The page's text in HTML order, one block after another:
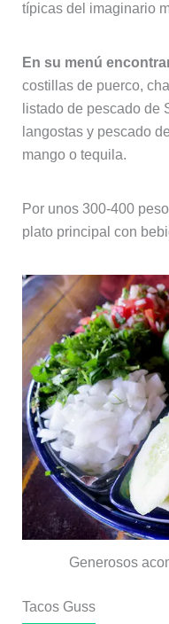
típicas del imaginario
En su menú
costillas de puerco,
listado de pescado de
langostas y pescado
mango o tequila.
Por unos 300-400
plato principal con
Generosos
Tacos Guss